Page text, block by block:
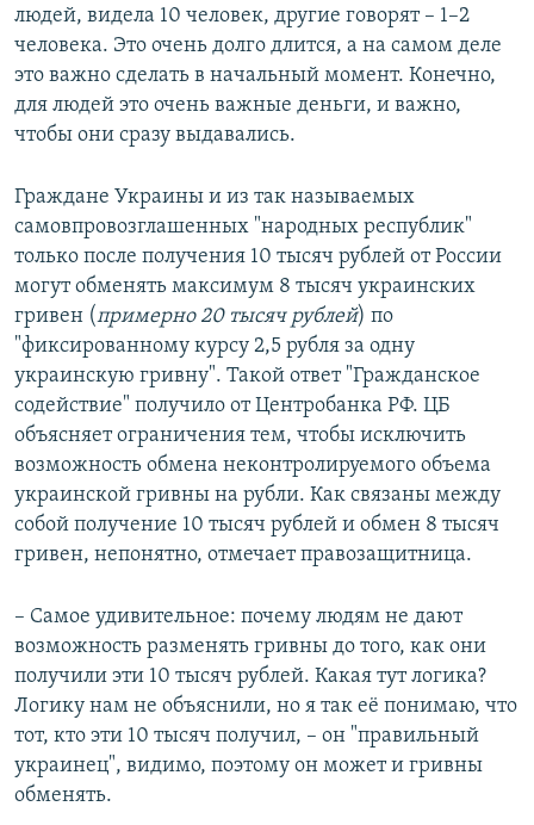
людей, видела 10 человек, другие говорят – 1–2
человека. Это очень долго длится, а на самом деле
это важно сделать в начальный момент. Конечно,
для людей это очень важные деньги, и важно,
чтобы они сразу выдавались.
Граждане Украины и из так называемых
самовпровозглашенных "народных республик"
только после получения 10 тысяч рублей от России
могут обменять максимум 8 тысяч украинских
гривен (примерно 20 тысяч рублей) по
"фиксированному курсу 2,5 рубля за одну
украинскую гривну". Такой ответ "Гражданское
содействие" получило от Центробанка РФ. ЦБ
объясняет ограничения тем, чтобы исключить
возможность обмена неконтролируемого объема
украинской гривны на рубли. Как связаны между
собой получение 10 тысяч рублей и обмен 8 тысяч
гривен, непонятно, отмечает правозащитница.
– Самое удивительное: почему людям не дают
возможность разменять гривны до того, как они
получили эти 10 тысяч рублей. Какая тут логика?
Логику нам не объяснили, но я так её понимаю, что
тот, кто эти 10 тысяч получил, – он "правильный
украинец", видимо, поэтому он может и гривны
обменять.